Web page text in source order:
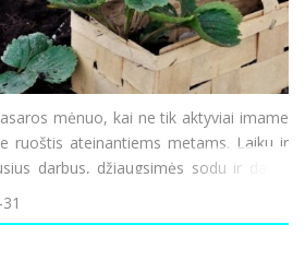
mėnuo, kai ne tik aktyviai imame
ruoštis ateinantiems metams. Laiku ir
darbus, džiaugsimės sodu ir daržu
Darbai darže Pats laikas nuimti